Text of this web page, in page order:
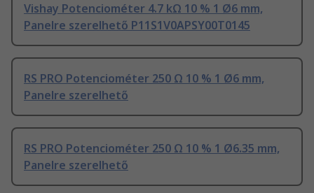
Vishay Potenciométer 4.7 kΩ 10 % 1 Ø6 mm,
Panelre szerelhető P11S1V0APSY00T0145
RS PRO Potenciométer 250 Ω 10 % 1 Ø6 mm,
Panelre szerelhető
RS PRO Potenciométer 250 Ω 10 % 1 Ø6.35 mm,
Panelre szerelhető